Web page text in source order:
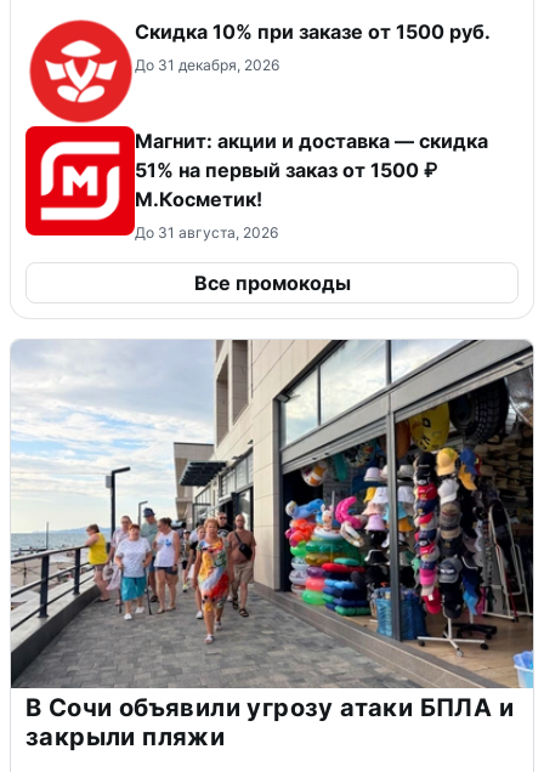
Скидка 10% при заказе от 1500 руб.
До 31 декабря, 2026
Магнит: акции и доставка — скидка
51% на первый заказ от 1500 ₽
М.Косметик!
До 31 августа, 2026
Все промокоды
В Сочи объявили угрозу атаки БПЛА и
закрыли пляжи